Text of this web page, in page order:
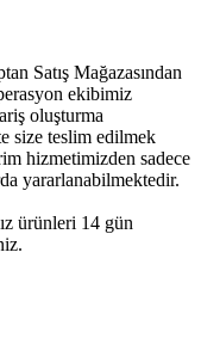
Satış Mağazasından
ekibimiz
oluşturma
size teslim edilmek
hizmetimizden sadece
yararlanabilmektedir.
ürünleri 14 gün